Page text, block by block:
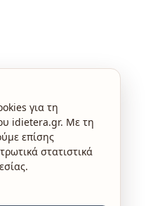
για τη
idietera.gr. Με τη
επίσης
στατιστικά